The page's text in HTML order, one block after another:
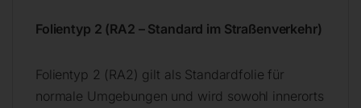
Folientyp 2 (RA2 – Standard im Straßenverkehr)
Folientyp 2 (RA2) gilt als Standardfolie für
normale Umgebungen und wird sowohl innerorts